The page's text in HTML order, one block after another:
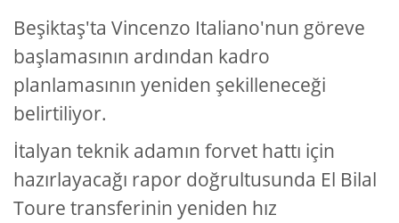
Beşiktaş'ta Vincenzo Italiano'nun göreve
başlamasının ardından kadro
planlamasının yeniden şekilleneceği
belirtiliyor.
İtalyan teknik adamın forvet hattı için
hazırlayacağı rapor doğrultusunda El Bilal
Toure transferinin yeniden hız